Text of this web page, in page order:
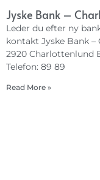
Jyske Bank –
Leder du efter ny
kontakt Jyske Bank
2920 Charlottenlund
Telefon: 89 89
Read More »